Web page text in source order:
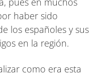
haber sido
los españoles y sus
en la región.
como era esta